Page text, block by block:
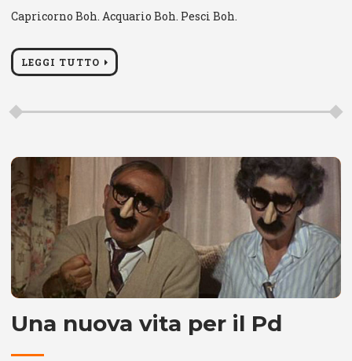
Capricorno Boh. Acquario Boh. Pesci Boh.
LEGGI TUTTO
Una nuova vita per il Pd